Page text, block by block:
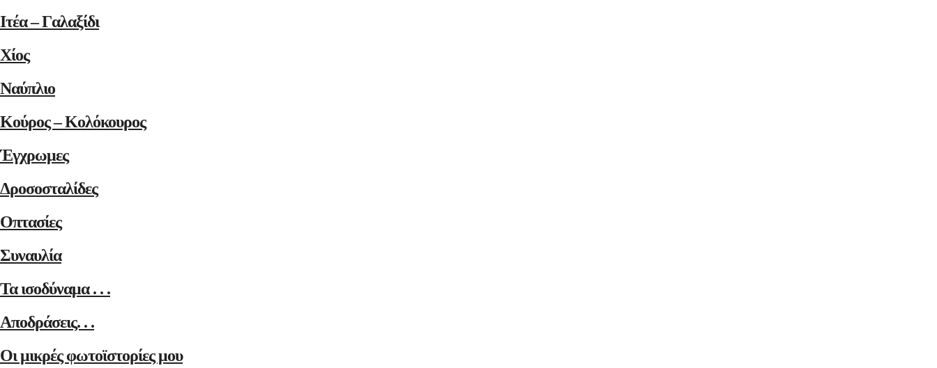
Ιτέα – Γαλαξίδι
Χίος
Ναύπλιο
Κούρος – Κολόκουρος
Έγχρωμες
Δροσοσταλίδες
Οπτασίες
Συναυλία
Τα ισοδύναμα . . .
Αποδράσεις. . .
Οι μικρές φωτοϊστορίες μου